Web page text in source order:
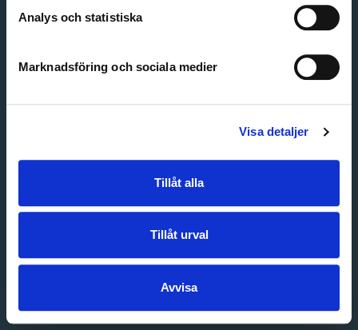
Analys och statistiska
Marknadsföring och sociala medier
Visa detaljer
Tillåt alla
Tillåt urval
Avvisa
Customer service